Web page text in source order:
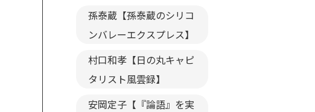
孫泰蔵【孫泰蔵のシリコ
ンバレーエクスプレス】
村口和孝【日の丸キャピ
タリスト風雲録】
安岡定子【『論語』を実